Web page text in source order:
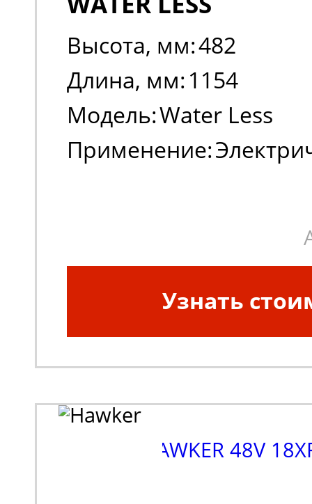
Высота, мм:482
Длина, мм: 1154
Модель:Water Less
Применение:
Узнать